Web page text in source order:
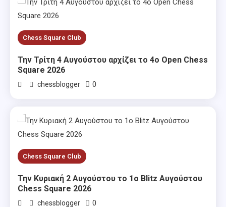
Chess Square Club
Την Τρίτη 4 Αυγούστου αρχίζει το 4ο Open Chess
Square 2026
chessblogger 0
Chess Square Club
Την Κυριακή 2 Αυγούστου το 1ο Blitz Αυγούστου
Chess Square 2026
chessblogger 0